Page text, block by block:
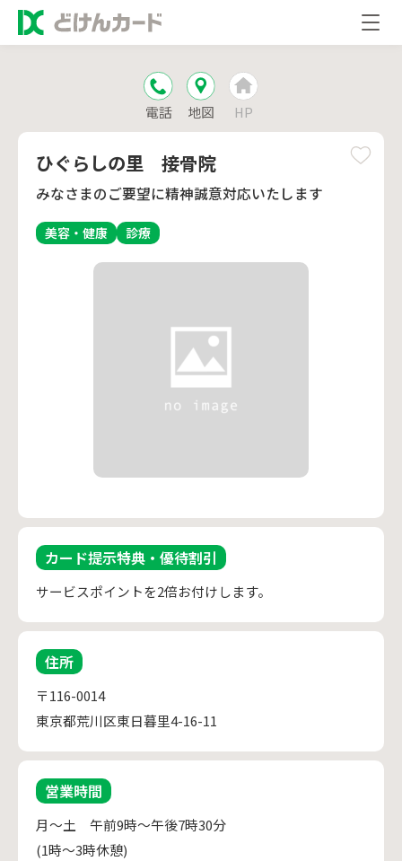
電話 地図 HP
ひぐらしの里 接骨院
みなさまのご要望に精神誠意対応いたします
美容・健康 診療
カード提示特典・優待割引
サービスポイントを2倍お付けします。
住所
〒116-0014
東京都荒川区東日暮里4-16-11
営業時間
月～土　午前9時～午後7時30分
(1時～3時休憩)